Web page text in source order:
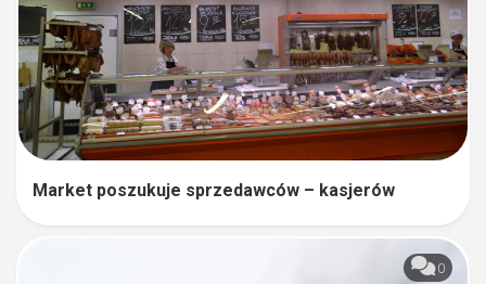
Market poszukuje sprzedawców – kasjerów
0